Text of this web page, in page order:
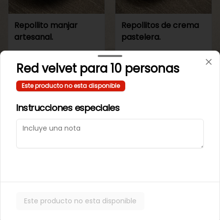
Repollito manjar
artesanal.
Repollitos de crema
pastelera.
CAJITAS PARA TI O PARA REGALAR.
Caja de galletas de
Cajita Lenguita de
Red velvet para 10 personas
Este producto no esta disponible
Instrucciones especiales
Este producto no esta disponible